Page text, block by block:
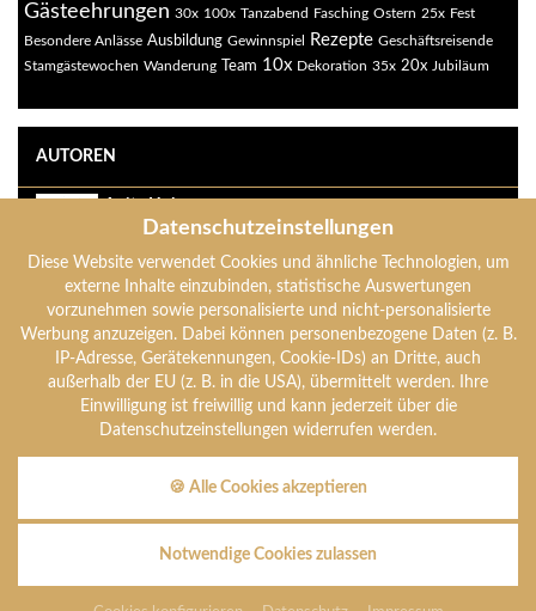
Datenschutzeinstellungen
Diese Website verwendet Cookies und ähnliche Technologien, um
externe Inhalte einzubinden, statistische Auswertungen
vorzunehmen sowie personalisierte und nicht-personalisierte
Werbung anzuzeigen. Dabei können personenbezogene Daten (z. B.
IP-Adresse, Gerätekennungen, Cookie-IDs) an Dritte, auch
außerhalb der EU (z. B. in die USA), übermittelt werden. Ihre
Einwilligung ist freiwillig und kann jederzeit über die
Datenschutzeinstellungen widerrufen werden.
🍪 Alle Cookies akzeptieren
Notwendige Cookies zulassen
Gästeehrungen 30x 100x Tanzabend Fasching Ostern 25x Fest
Besondere Anlässe Ausbildung Gewinnspiel Rezepte Geschäftsreisende
Stamgästewochen Wanderung Team 10x Dekoration 35x 20x Jubiläum
AUTOREN
anita-holzer
Anton Holzer
anton-holzer
Verena Holzer
verena-holzer
Hotel Mooshof · Familie Holzer · Mooshof 7 · D-94249 Bodenmais
E-Mail info@hotel-mooshof.de · Internet: www.hotel-mooshof.de
Impressum|Datenschutz|Cookies